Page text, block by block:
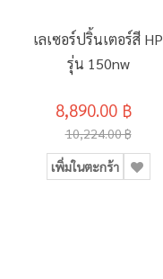
เลเซอร์ปริ้นเตอร์สี HP
รุ่น 150nw
8,890.00 ฿
10,224.00 ฿
เพิ่มในตะกร้า